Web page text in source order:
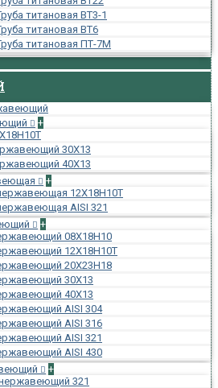
титановая ВТ3-1
титановая ВТ6
титановая ПТ-7М
+
30Х13
40Х13
+
12Х18Н10Т
AISI 321
+
08Х18Н10
12Х18Н10Т
20Х23Н18
30Х13
40Х13
AISI 304
AISI 316
AISI 321
AISI 430
+
321